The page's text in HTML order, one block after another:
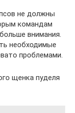
не должны
командам
внимания.
необходимые
проблемами.
щенка пуделя